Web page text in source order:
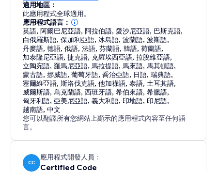
適用地區：
此應用程式全球適用。
應用程式語言：
英語,阿爾巴尼亞語,阿拉伯語,愛沙尼亞語, 巴斯克語,
白俄羅斯語,保加利亞語, 冰島語,波蘭語,波斯語,
丹麥語,德語,俄語,法語,芬蘭語,韓語,荷蘭語,
加泰隆尼亞語,捷克語,克羅埃西亞語,拉脫維亞語,
立陶宛語,羅馬尼亞語, 馬拉提語, 馬來語, 馬其頓語,
蒙古語,挪威語,葡萄牙語,喬治亞語, 日語,瑞典語,
塞爾維亞語,斯洛伐克語,他加祿語,泰語, 土耳其語,
威爾斯語, 烏克蘭語,西班牙語,希伯來語,希臘語,
匈牙利語,亞美尼亞語,義大利語, 印地語, 印尼語,
越南語,中文
您可以翻譯所有您網站上顯示的應用程式內容至任何語
言。
CC
應用程式開發人員：
Certified Code